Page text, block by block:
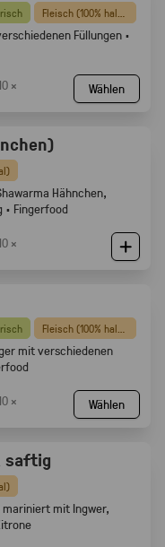
Füllungen ·
× Wählen
Hähnchen,
· Fingerfood
×
mit verschiedenen
× Wählen
saftig
mit Ingwer,